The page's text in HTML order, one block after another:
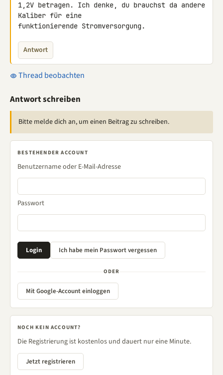
1,2V betragen. Ich denke, du brauchst da andere
Kaliber für eine
funktionierende Stromversorgung.
Antwort
Thread beobachten
Antwort schreiben
Bitte melde dich an, um einen Beitrag zu schreiben.
BESTEHENDER ACCOUNT
Benutzername oder E-Mail-Adresse
Passwort
ODER
Mit Google-Account einloggen
NOCH KEIN ACCOUNT?
Die Registrierung ist kostenlos und dauert nur eine Minute.
Jetzt registrieren